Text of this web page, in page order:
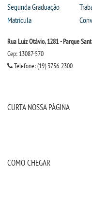
Segunda Graduação
Matrícula
Rua Luiz Otávio, 1281 - Parque
Cep: 13087-570
Telefone: (19) 3756-2300
CURTA NOSSA PÁGINA
COMO CHEGAR